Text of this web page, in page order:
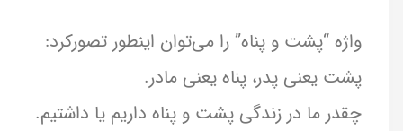
واژه “پشت و پناه” را می‌توان اینطور تصورکرد:
پشت یعنی پدر، پناه یعنی مادر.
چقدر ما در زندگی پشت و پناه داریم یا داشتیم.